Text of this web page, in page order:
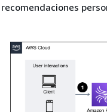
recomendaciones